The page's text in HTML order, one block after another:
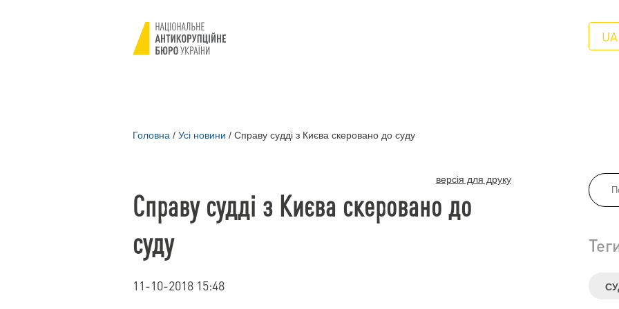
UA
Головна / Усі новини / Справу судді з Києва скеровано до суду
версія для друку
Справу судді з Києва скеровано до
суду
11-10-2018 15:48